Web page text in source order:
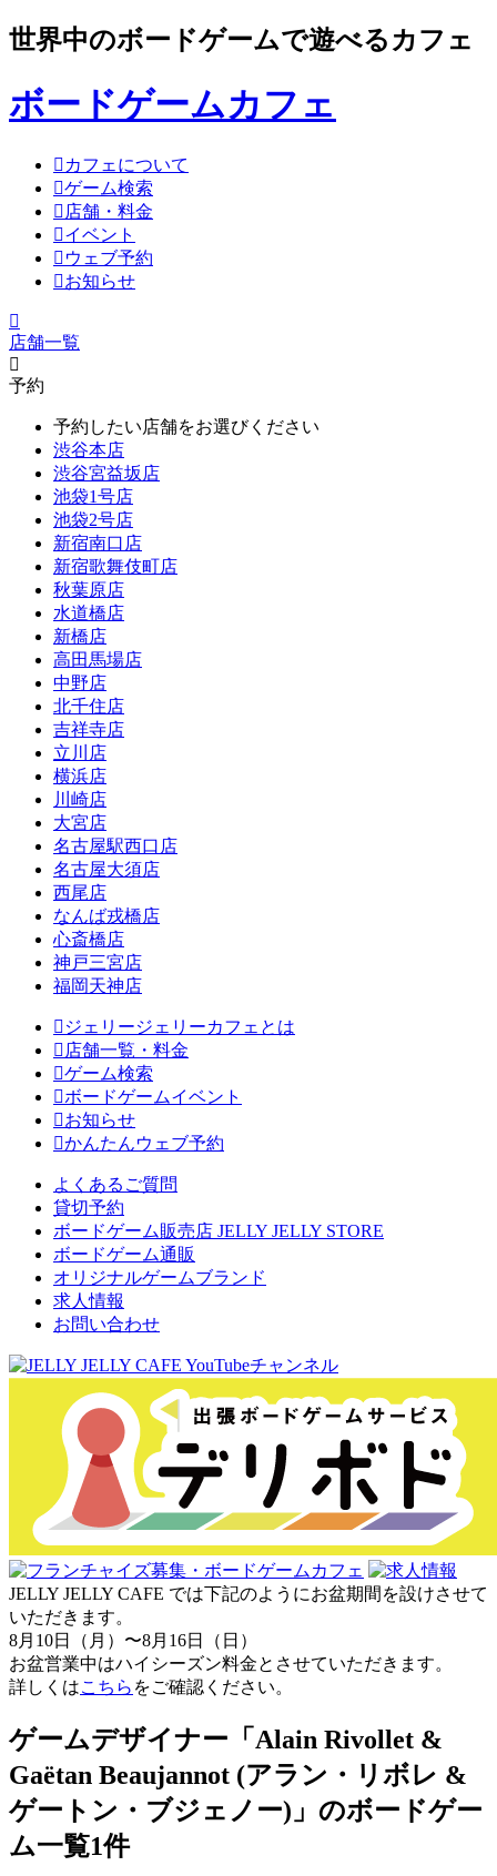
世界中のボードゲームで遊べるカフェ
ボードゲームカフェ
カフェについて
ゲーム検索
店舗・料金
イベント
ウェブ予約
お知らせ
店舗一覧
予約
予約したい店舗をお選びください
渋谷本店
渋谷宮益坂店
池袋1号店
池袋2号店
新宿南口店
新宿歌舞伎町店
秋葉原店
水道橋店
新橋店
高田馬場店
中野店
北千住店
吉祥寺店
立川店
横浜店
川崎店
大宮店
名古屋駅西口店
名古屋大須店
西尾店
なんば戎橋店
心斎橋店
神戸三宮店
福岡天神店
ジェリージェリーカフェとは
店舗一覧・料金
ゲーム検索
ボードゲームイベント
お知らせ
かんたんウェブ予約
よくあるご質問
貸切予約
ボードゲーム販売店 JELLY JELLY STORE
ボードゲーム通販
オリジナルゲームブランド
求人情報
お問い合わせ
JELLY JELLY CAFE では下記のようにお盆期間を設けさせて
いただきます。
8月10日（月）〜8月16日（日）
お盆営業中はハイシーズン料金とさせていただきます。
詳しくはこちら をご確認ください。
ゲームデザイナー「Alain Rivollet &
Gaëtan Beaujannot (アラン・リボレ &
ゲートン・ブジェノー)」のボードゲー
ム一覧1件